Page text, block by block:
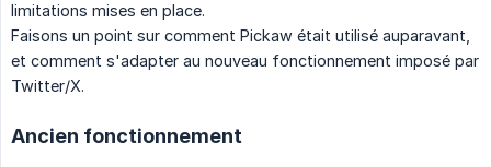
limitations mises en place.
Faisons un point sur comment Pickaw était utilisé auparavant,
et comment s'adapter au nouveau fonctionnement imposé par
Twitter/X.
Ancien fonctionnement